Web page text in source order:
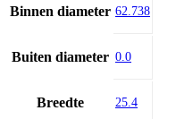
Binnen diameter 62.738
Buiten diameter 0.0
Breedte 25.4